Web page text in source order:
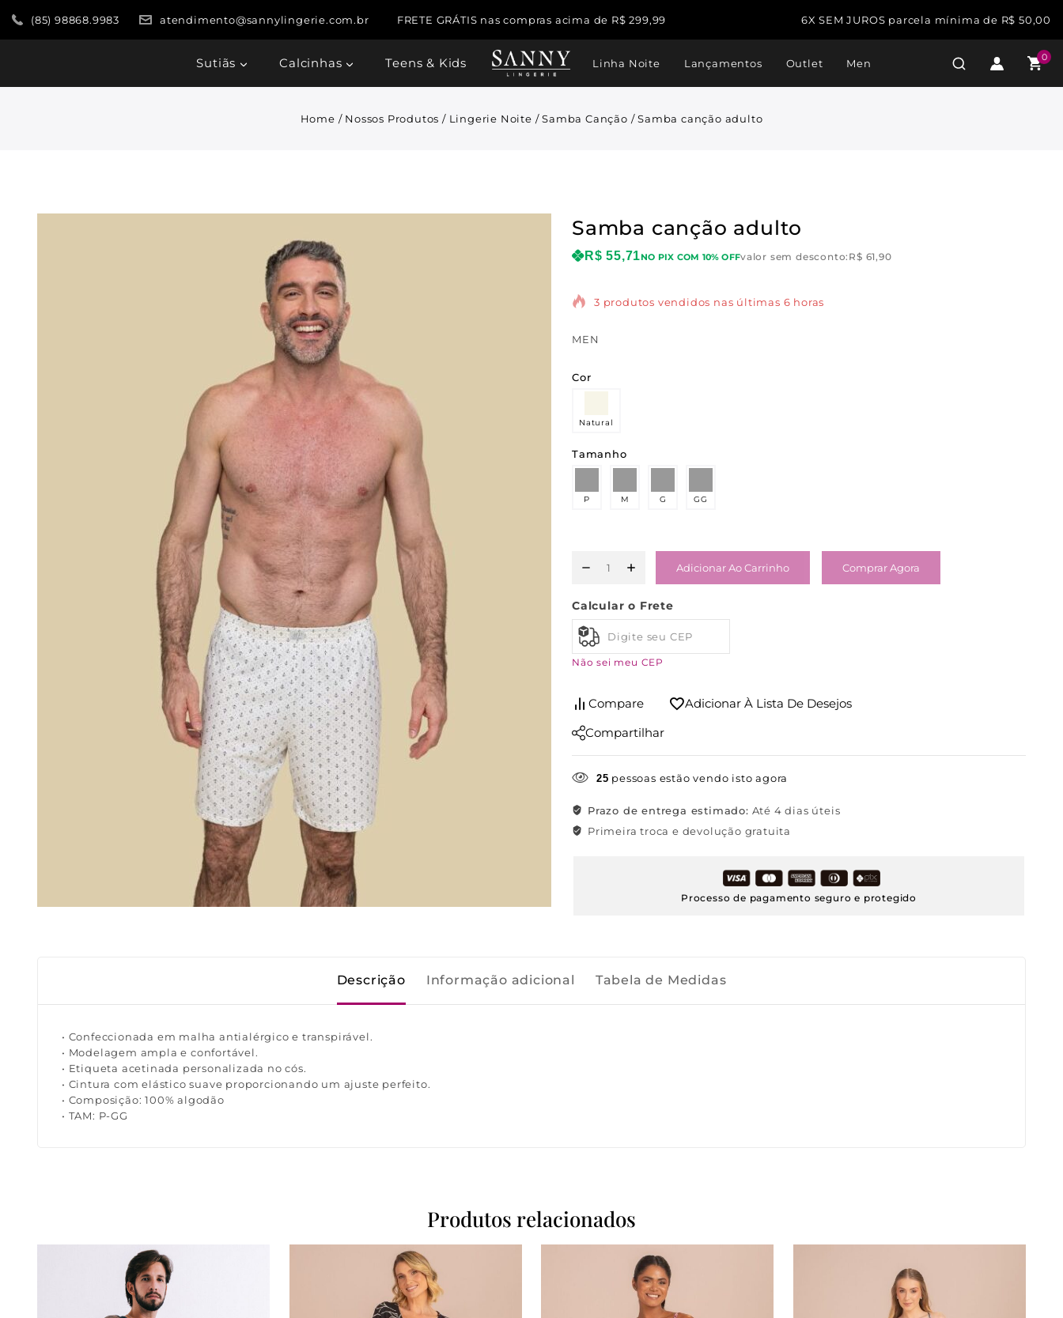
(85) 98868.9983 atendimento@sannylingerie.com.br FRETE GRÁTIS nas compras acima de R$ 299,99 6X SEM JUROS parcela mínima de R$ 50,00
Sutiãs Calcinhas Teens & Kids Linha Noite Lançamentos Outlet Men 0
Home / Nossos Produtos / Lingerie Noite / Samba Canção / Samba canção adulto
Samba canção adulto
R$ 55,71NO PIX COM 10% OFFvalor sem desconto: R$ 61,90
3 produtos vendidos nas últimas 6 horas
MEN
Cor
Natural
Tamanho
P M G GG
Adicionar Ao Carrinho Comprar Agora
Calcular o Frete
Não sei meu CEP
Compare
Adicionar À Lista De Desejos
Compartilhar
25 pessoas estão vendo isto agora
Prazo de entrega estimado: Até 4 dias úteis
Primeira troca e devolução gratuita
Processo de pagamento seguro e protegido
Descrição Informação adicional Tabela de Medidas
• Confeccionada em malha antialérgico e transpirável.
• Modelagem ampla e confortável.
• Etiqueta acetinada personalizada no cós.
• Cintura com elástico suave proporcionando um ajuste perfeito.
• Composição: 100% algodão
• TAM: P-GG
Produtos relacionados